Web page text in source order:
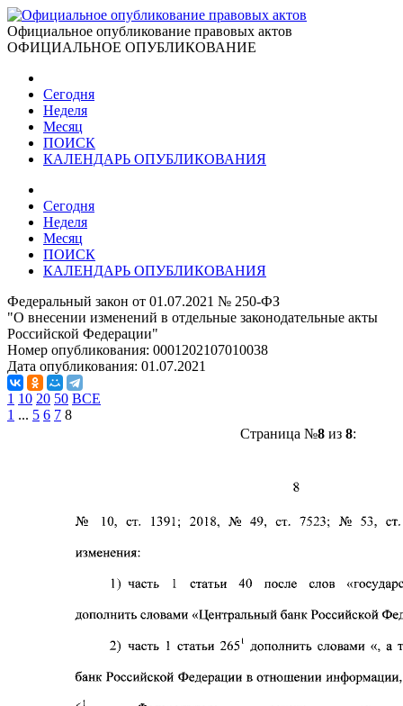
Официальное опубликование правовых актов
ОФИЦИАЛЬНОЕ ОПУБЛИКОВАНИЕ
Сегодня
Неделя
Месяц
ПОИСК
КАЛЕНДАРЬ ОПУБЛИКОВАНИЯ
Сегодня
Неделя
Месяц
ПОИСК
КАЛЕНДАРЬ ОПУБЛИКОВАНИЯ
Федеральный закон от 01.07.2021 № 250-ФЗ
"О внесении изменений в отдельные законодательные акты
Российской Федерации"
Номер опубликования: 0001202107010038
Дата опубликования: 01.07.2021
1 10 20 50 ВСЕ
1 ... 5 6 7 8
Страница №8из 8: